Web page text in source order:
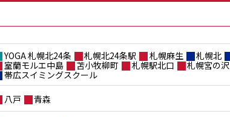
YOGA 札幌北24条 札幌北24条駅 札幌麻生 札幌北
室蘭モルエ中島
苫小牧柳町 札幌駅北口 札幌宮の沢
帯広スイミングスクール
八戸 青森